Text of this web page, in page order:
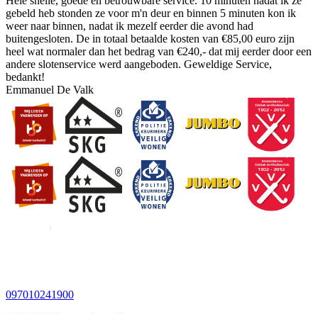
gebeld heb stonden ze voor m'n deur en binnen 5 minuten kon ik
weer naar binnen, nadat ik mezelf eerder die avond had
buitengesloten. De in totaal betaalde kosten van €85,00 euro zijn
heel wat normaler dan het bedrag van €240,- dat mij eerder door een
andere slotenservice werd aangeboden. Geweldige Service,
bedankt!
Emmanuel De Valk
097010241900